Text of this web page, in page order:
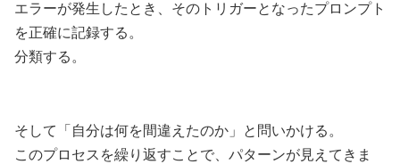
エラーが発生したとき、そのトリガーとなったプロンプト
を正確に記録する。
分類する。
そして「自分は何を間違えたのか」と問いかける。
このプロセスを繰り返すことで、パターンが見えてきま